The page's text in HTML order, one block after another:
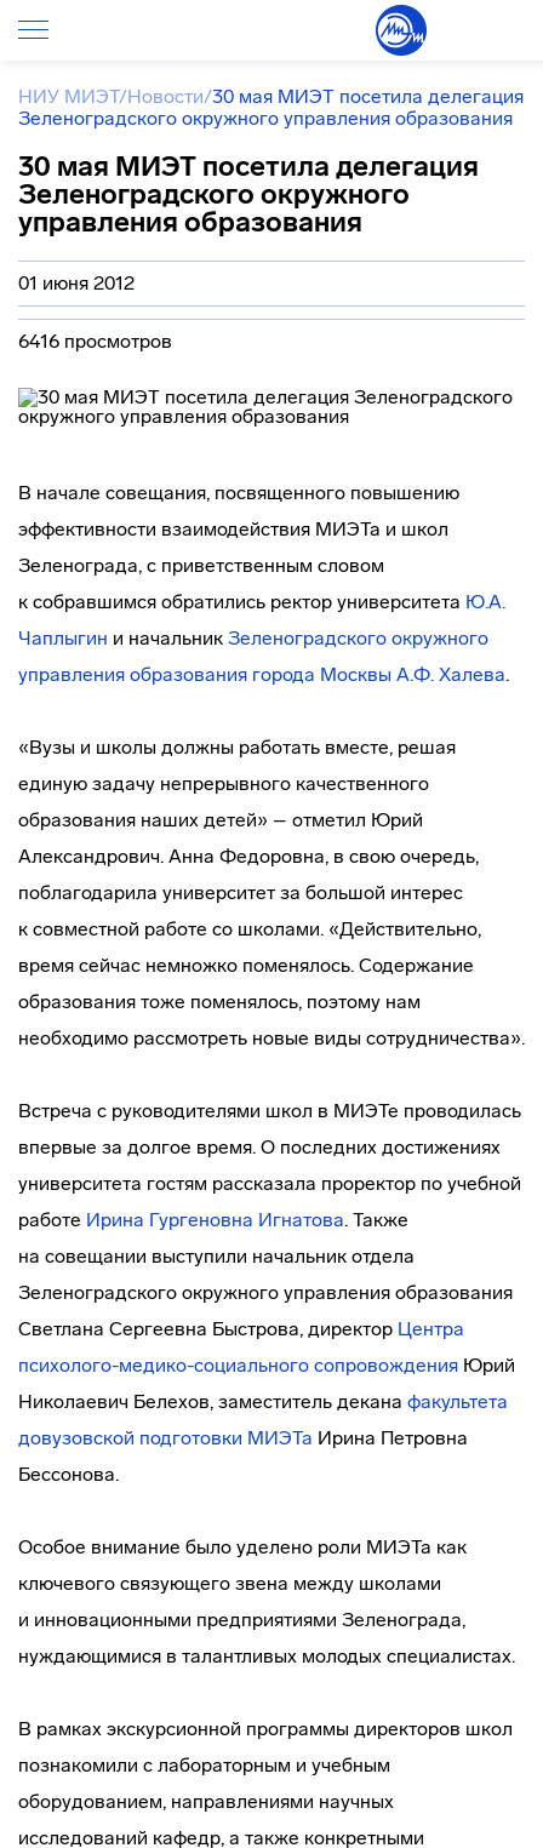
НИУ МИЭТ/Новости/30 мая МИЭТ посетила делегация
Зеленоградского окружного управления образования
30 мая МИЭТ посетила делегация
Зеленоградского окружного
управления образования
01 июня 2012
6416 просмотров
В начале совещания, посвященного повышению
эффективности взаимодействия МИЭТа и школ
Зеленограда, с приветственным словом
к собравшимся обратились ректор университета Ю.А.
Чаплыгин и начальник Зеленоградского окружного
управления образования города Москвы А.Ф. Халева.
«Вузы и школы должны работать вместе, решая
единую задачу непрерывного качественного
образования наших детей» – отметил Юрий
Александрович. Анна Федоровна, в свою очередь,
поблагодарила университет за большой интерес
к совместной работе со школами. «Действительно,
время сейчас немножко поменялось. Содержание
образования тоже поменялось, поэтому нам
необходимо рассмотреть новые виды сотрудничества».
Встреча с руководителями школ в МИЭТе проводилась
впервые за долгое время. О последних достижениях
университета гостям рассказала проректор по учебной
работе Ирина Гургеновна Игнатова. Также
на совещании выступили начальник отдела
Зеленоградского окружного управления образования
Светлана Сергеевна Быстрова, директор Центра
психолого-медико-социального сопровождения Юрий
Николаевич Белехов, заместитель декана факультета
довузовской подготовки МИЭТа Ирина Петровна
Бессонова.
Особое внимание было уделено роли МИЭТа как
ключевого связующего звена между школами
и инновационными предприятиями Зеленограда,
нуждающимися в талантливых молодых специалистах.
В рамках экскурсионной программы директоров школ
познакомили с лабораторным и учебным
оборудованием, направлениями научных
исследований кафедр, а также конкретными